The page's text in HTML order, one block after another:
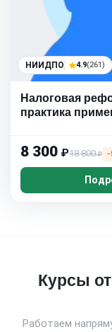
НИИДПО 4.9(261)
Налоговая
практика
8 300 ₽18 800₽
Курсы
Работаем